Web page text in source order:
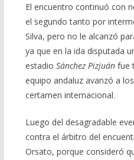
El encuentro continuó con
el segundo tanto por
Silva, pero no le alcanzó
ya que en la ida disputada
estadio Sánchez Pizjuánfue
equipo andaluz avanzó a
certamen internacional.
Luego del desagradable
contra el árbitro del
Orsato, porque consideró